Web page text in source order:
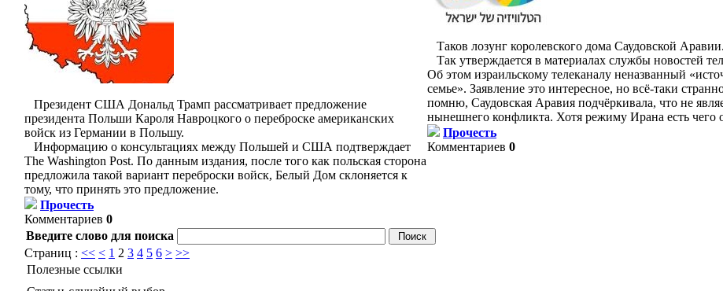
Президент США Дональд Трамп рассматривает предложение
президента Польши Кароля Навроцкого о переброске американских
войск из Германии в Польшу.
Информацию о консультациях между Польшей и США подтверждает
The Washington Post. По данным издания, после того как польская сторона
предложила такой вариант переброски войск, Белый Дом склоняется к
тому, что принять это предложение.
Прочесть
Комментариев 0
Таков лозунг королевского дома Саудовской Аравии.
Так утверждается в материалах службы новостей
Об этом израильскому телеканалу неназванный
семье». Заявление это интересное, но всё-таки
помню, Саудовская Аравия подчёркивала, что не
нынешнего конфликта. Хотя режиму Ирана есть чего
Прочесть
Комментариев 0
Введите слово для поиска
Страниц : << < 1 2 3 4 5 6 > >>
Полезные ссылки